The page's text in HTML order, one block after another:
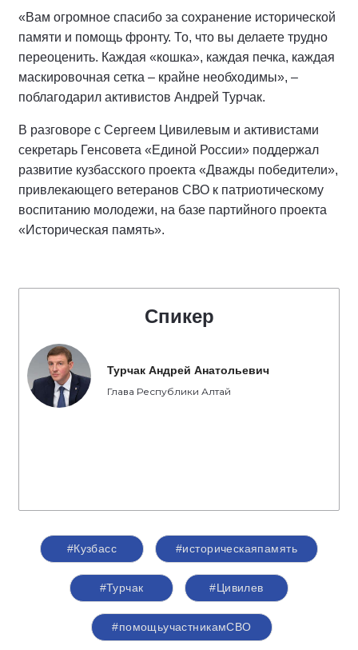
«Вам огромное спасибо за сохранение исторической
памяти и помощь фронту. То, что вы делаете трудно
переоценить. Каждая «кошка», каждая печка, каждая
маскировочная сетка – крайне необходимы», –
поблагодарил активистов Андрей Турчак.
В разговоре с Сергеем Цивилевым и активистами
секретарь Генсовета «Единой России» поддержал
развитие кузбасского проекта «Дважды победители»,
привлекающего ветеранов СВО к патриотическому
воспитанию молодежи, на базе партийного проекта
«Историческая память».
Спикер
Турчак Андрей Анатольевич
Глава Республики Алтай
#Кузбасс #историческаяпамять
#Турчак #Цивилев
#помощьучастникамСВО